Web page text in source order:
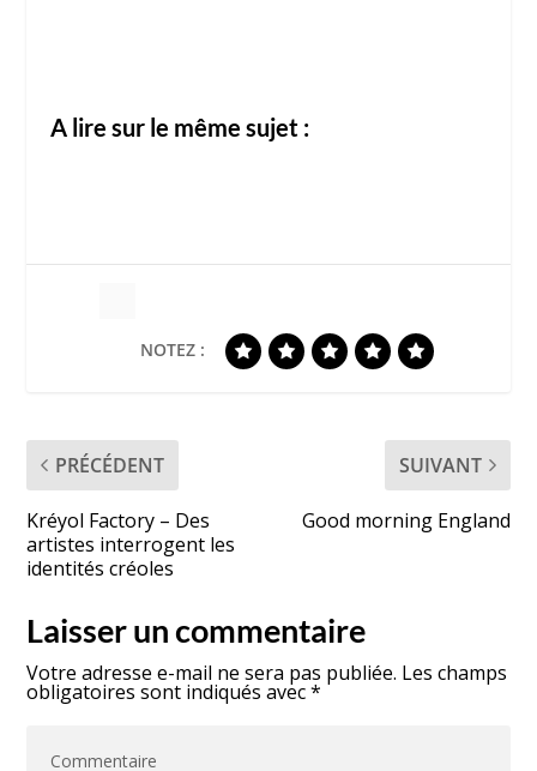
A lire sur le même sujet :
NOTEZ :
PRÉCÉDENT
Kréyol Factory – Des
artistes interrogent les
identités créoles
SUIVANT
Good morning England
Laisser un commentaire
Votre adresse e-mail ne sera pas publiée. Les champs
obligatoires sont indiqués avec*